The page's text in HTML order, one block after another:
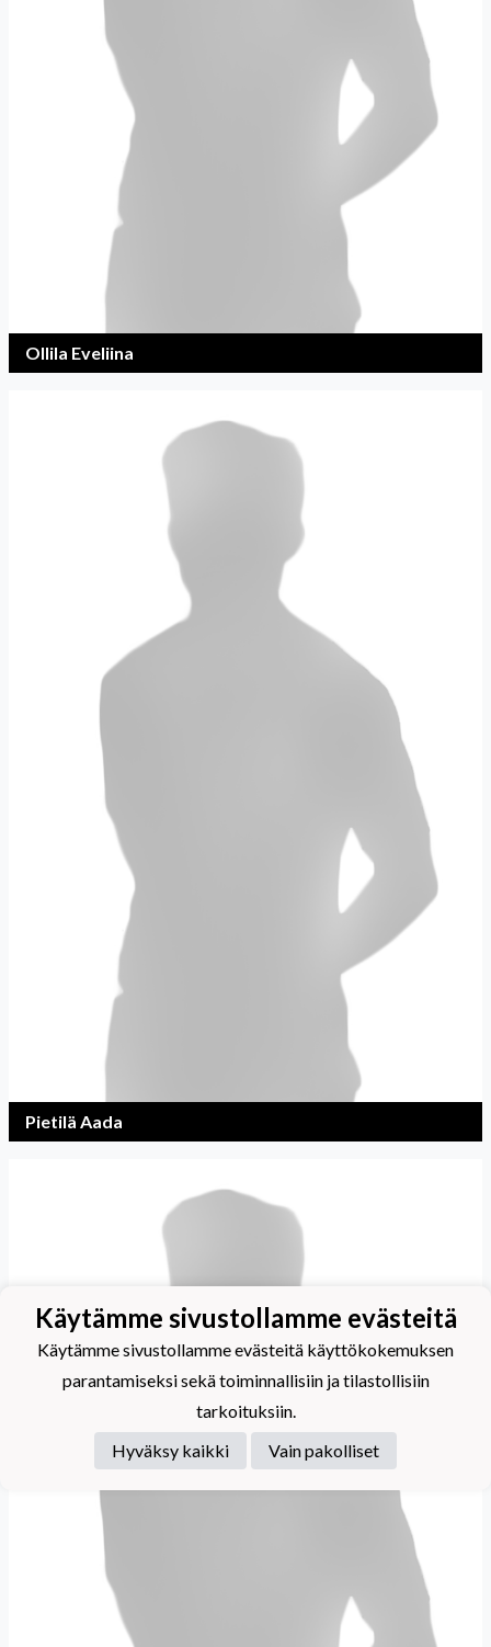
Ollila Eveliina
Pietilä Aada
Käytämme sivustollamme evästeitä
Käytämme sivustollamme evästeitä käyttökokemuksen
parantamiseksi sekä toiminnallisiin ja tilastollisiin
tarkoituksiin.
Hyväksy kaikki
Vain pakolliset